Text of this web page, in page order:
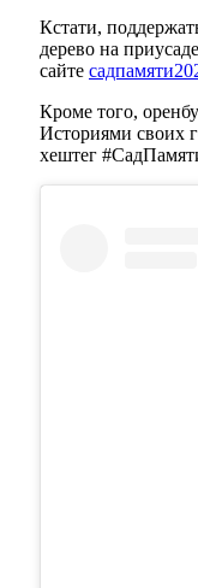
Кстати,
дерево на
сайте
Кроме того,
Историями своих
хештег